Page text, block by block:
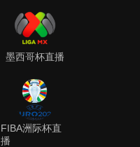
墨西哥杯直播
FIBA洲际杯直
播